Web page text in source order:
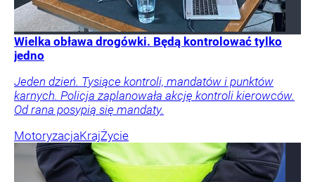
Wielka obława drogówki. Będą kontrolować tylko
jedno
Jeden dzień. Tysiące kontroli, mandatów i punktów
karnych. Policja zaplanowała akcję kontroli kierowców.
Od rana posypią się mandaty.
MotoryzacjaKrajŻycie